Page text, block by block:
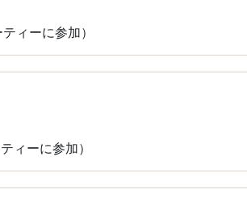
ィーに参加）
ィーに参加）